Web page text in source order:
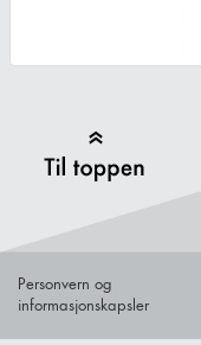
Personvern og
informasjonskapsler